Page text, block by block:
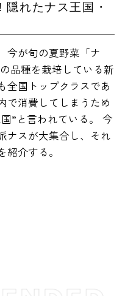
れたナス王国・
今が旬の夏野菜「ナ
品種を栽培している新
全国トップクラスであ
で消費してしまうため
”と言われている。 今
ナスが大集合し、それ
介する。